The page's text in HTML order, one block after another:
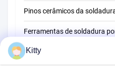
Pinos cerâmicos da
Ferramentas de soldadura
Máquina de soldadura do
Kitty